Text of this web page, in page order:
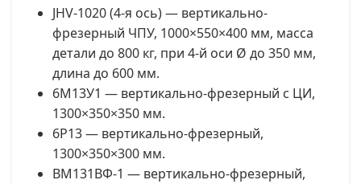
JHV-1020 (4-я ось) — вертикально-
фрезерный ЧПУ, 1000×550×400 мм, масса
детали до 800 кг, при 4-й оси Ø до 350 мм,
длина до 600 мм.
6М13У1 — вертикально-фрезерный с ЦИ,
1300×350×350 мм.
6Р13 — вертикально-фрезерный,
1300×350×300 мм.
ВМ131ВФ-1 — вертикально-фрезерный,